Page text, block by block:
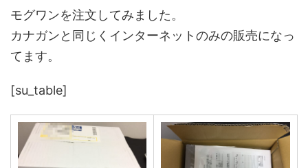
モグワンを注文してみました。
カナガンと同じくインターネットのみの販売になっ
てます。
[su_table]